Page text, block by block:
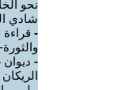
نحو
شادي
-
والثورة- -2 / نايف
-
الريكان